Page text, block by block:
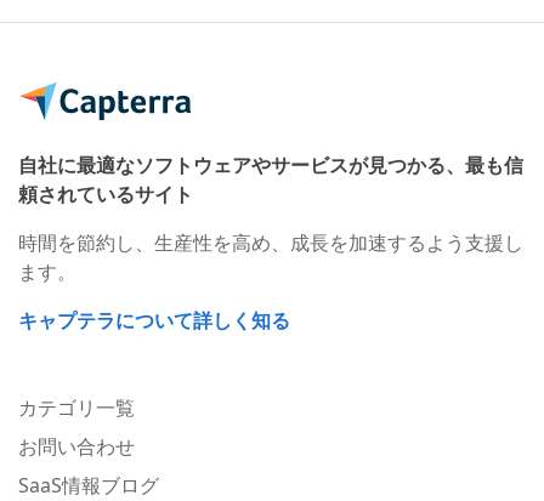
自社に最適なソフトウェアやサービスが見つかる、最も信
頼されているサイト
時間を節約し、生産性を高め、成長を加速するよう支援し
ます。
キャプテラについて詳しく知る
カテゴリ一覧
お問い合わせ
SaaS情報ブログ